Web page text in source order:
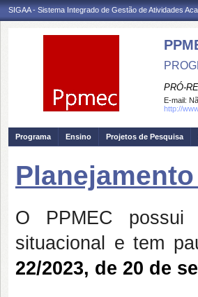
SIGAA - Sistema Integrado de Gestão de Atividades
PRÓ-
E-mail:
http://
Programa Ensino Projetos de Pesquisa
O PPMEC possui
situacional e tem
22/2023, de 20 de